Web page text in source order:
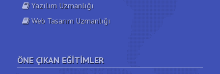
Yazılım Uzmanlığı
Web Tasarım Uzmanlığı
ÖNE ÇIKAN EĞITIMLER